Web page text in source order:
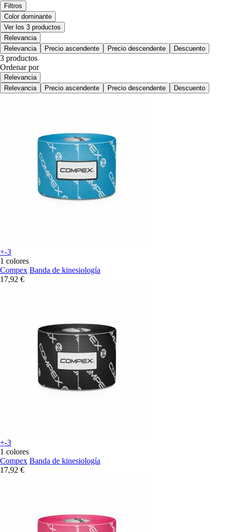
Filtros
Color dominante
Ver los 3 productos
Relevancia
Relevancia
Precio ascendente Precio descendente Descuento
3 productos
Ordenar por
Relevancia
Relevancia
Precio ascendente Precio descendente Descuento
+-3
1 colores
Compex Banda de kinesiología
17,92 €
+-3
1 colores
Compex Banda de kinesiología
17,92 €